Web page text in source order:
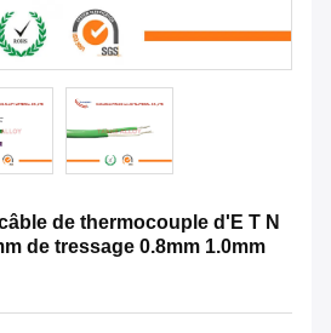
de thermocouple d'E T N
de tressage 0.8mm 1.0mm